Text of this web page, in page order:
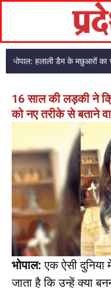
भोपाल: हलाली डैम के मछुआरों का
16 साल की लड़की ने
को नए तरीके से बताने
भोपाल: एक ऐसी दुनिया
जाता है कि उन्हें क्या